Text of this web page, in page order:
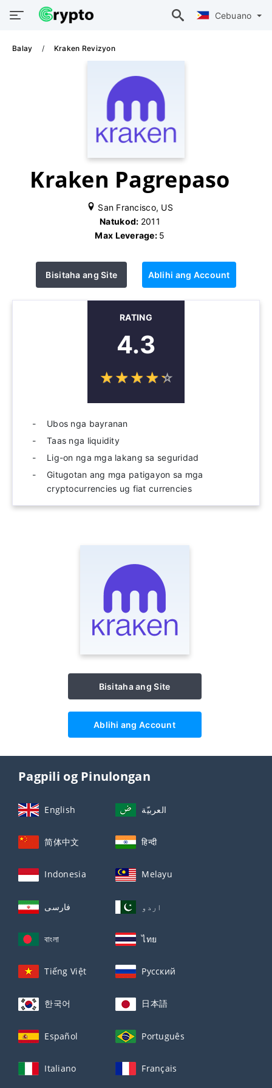
Cebuano
Balay Kraken Revizyon
Kraken Pagrepaso
San Francisco, US
Natukod: 2011
Max Leverage: 5
Bisitaha ang Site Ablihi ang Account
RATING
4.3
☆☆☆☆☆
★★★★★
Ubos nga bayranan
Taas nga liquidity
Lig-on nga mga lakang sa seguridad
Gitugotan ang mga patigayon sa mga
cryptocurrencies ug fiat currencies
Bisitaha ang Site
Ablihi ang Account
Pagpili og Pinulongan
English العربيّة
简体中文 हिन्दी
Indonesia Melayu
فارسی اردو
বাংলা ไทย
Tiếng Việt Русский
한국어 日本語
Español Português
Italiano Français